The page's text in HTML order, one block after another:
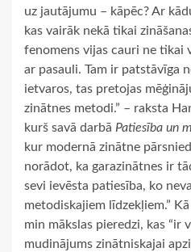
uz jautājumu – kāpēc? Ar
kas vairāk nekā tikai
fenomens vijas cauri ne tikai
ar pasauli. Tam ir patstāvīga
ietvaros, tas pretojas
zinātnes metodi.” – raksta
kurš savā darbā Patiesība un
kur modernā zinātne
norādot, ka garazinātnes ir
sevi ievēsta patiesība, ko
metodiskajiem līdzekļiem.”
min mākslas pieredzi, kas “ir
mudinājums zinātniskajai